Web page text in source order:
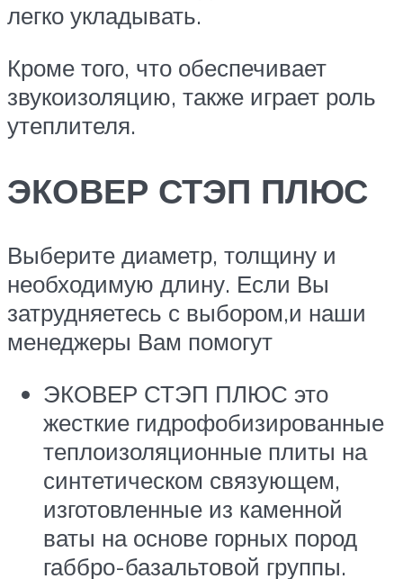
легко укладывать.
Кроме того, что обеспечивает
звукоизоляцию, также играет роль
утеплителя.
ЭКОВЕР СТЭП ПЛЮС
Выберите диаметр, толщину и
необходимую длину. Если Вы
затрудняетесь с выбором,и наши
менеджеры Вам помогут
ЭКОВЕР СТЭП ПЛЮС это
жесткие гидрофобизированные
теплоизоляционные плиты на
синтетическом связующем,
изготовленные из каменной
ваты на основе горных пород
габбро-базальтовой группы.